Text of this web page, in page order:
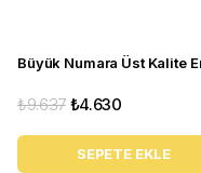
₺4.630
₺9.637
SEPETE EKLE